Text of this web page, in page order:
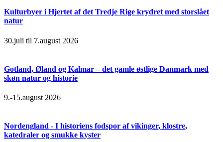
Kulturbyer i Hjertet af det Tredje Rige krydret med storslået
natur
30.juli til 7.august 2026
Gotland, Øland og Kalmar – det gamle østlige Danmark med
skøn natur og historie
9.-15.august 2026
Nordengland - I historiens fodspor af vikinger, klostre,
katedraler og smukke kyster